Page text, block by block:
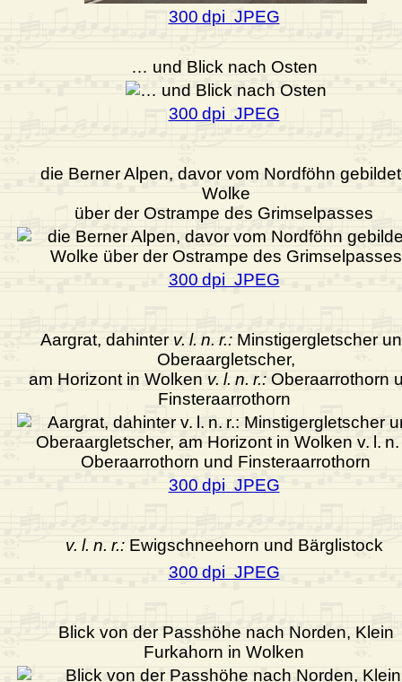
300 dpi JPEG
… und Blick nach Osten
300 dpi JPEG
die Berner Alpen, davor vom Nordföhn
Wolke
über der Ostrampe des Grimselpasses
300 dpi JPEG
Aargrat, dahinter v. l. n. r.:Minstigergletscher
Oberaargletscher,
am Horizont in Wolken v. l. n. r.:Oberaarrothorn
Finsteraarrothorn
300 dpi JPEG
v. l. n. r.:Ewigschneehorn und Bärglistock
300 dpi JPEG
Blick von der Passhöhe nach Norden, Klein
Furkahorn in Wolken